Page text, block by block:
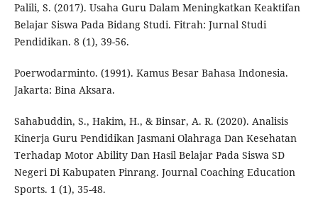
Palili, S. (2017). Usaha Guru Dalam Meningkatkan Keaktifan
Belajar Siswa Pada Bidang Studi. Fitrah: Jurnal Studi
Pendidikan. 8 (1), 39-56.
Poerwodarminto. (1991). Kamus Besar Bahasa Indonesia.
Jakarta: Bina Aksara.
Sahabuddin, S., Hakim, H., & Binsar, A. R. (2020). Analisis
Kinerja Guru Pendidikan Jasmani Olahraga Dan Kesehatan
Terhadap Motor Ability Dan Hasil Belajar Pada Siswa SD
Negeri Di Kabupaten Pinrang. Journal Coaching Education
Sports. 1 (1), 35-48.